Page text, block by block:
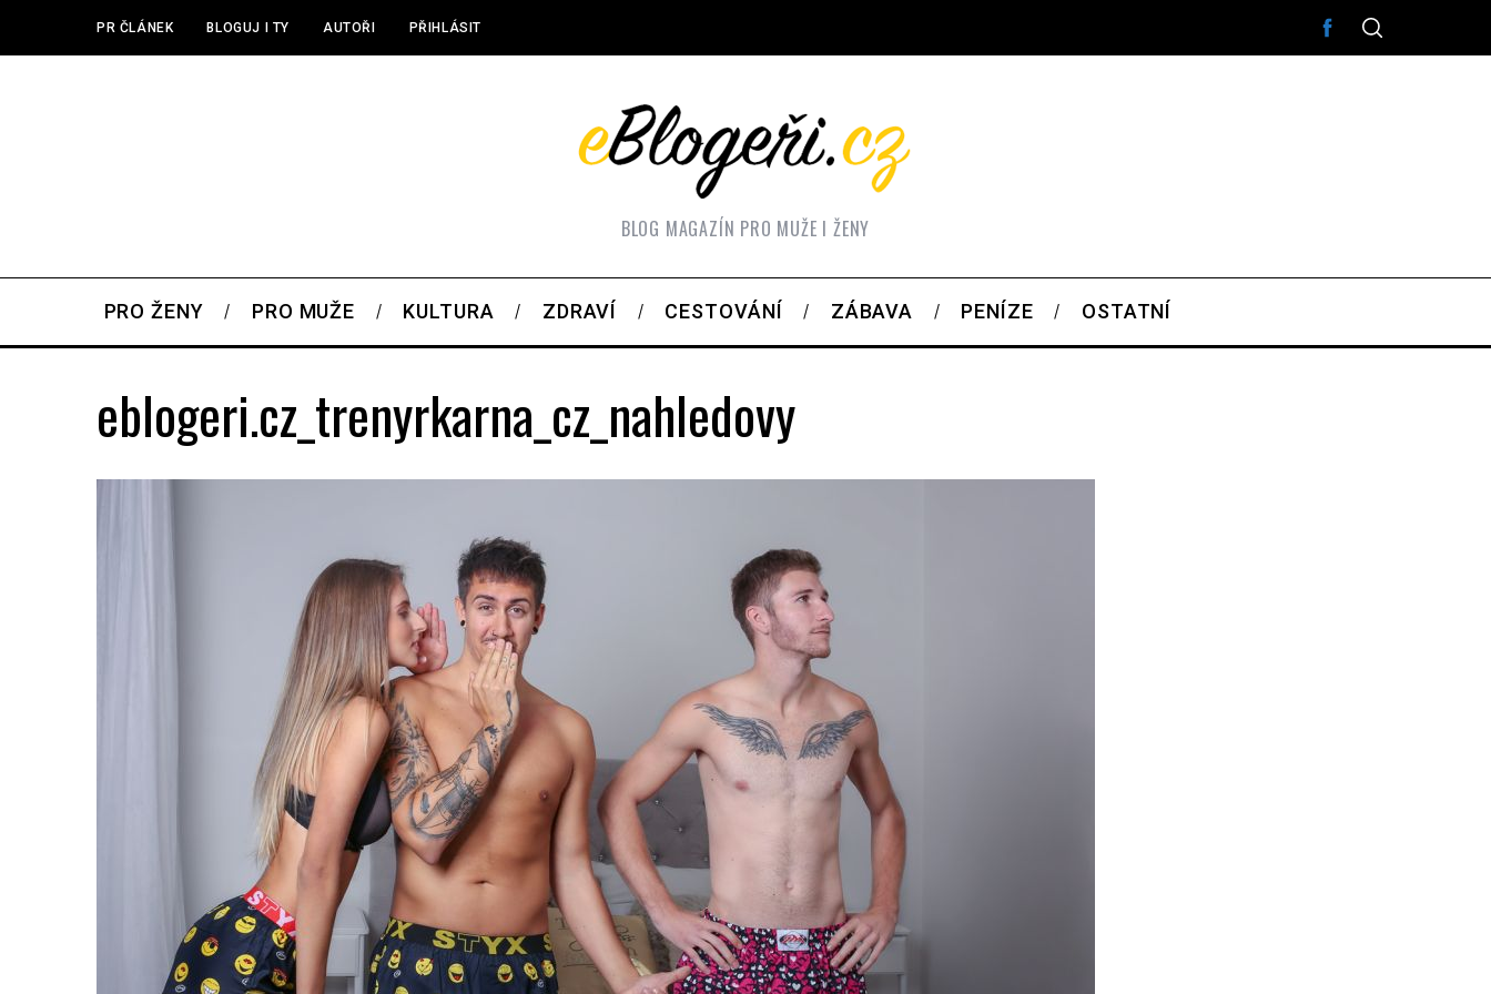
PR ČLÁNEK BLOGUJ I TY AUTOŘI PŘIHLÁSIT
BLOG MAGAZÍN PRO MUŽE I ŽENY
PRO ŽENY PRO MUŽE KULTURA ZDRAVÍ CESTOVÁNÍ ZÁBAVA PENÍZE OSTATNÍ
eblogeri.cz_trenyrkarna_cz_nahledovy